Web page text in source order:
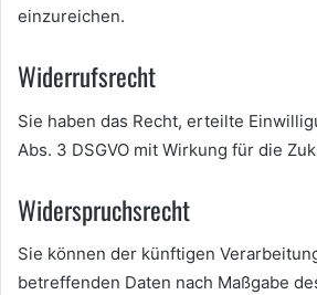
einzureichen.
Widerrufsrecht
Sie haben das Recht, erteilte
Abs. 3 DSGVO mit Wirkung für die
Widerspruchsrecht
Sie können der künftigen
betreffenden Daten nach Maßgabe